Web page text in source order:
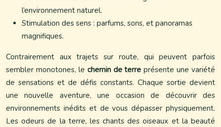
l’environnement naturel.
Stimulation des sens : parfums, sons, et panoramas
magnifiques.
Contrairement aux trajets sur route, qui peuvent parfois
sembler monotones, le chemin de terreprésente une variété
de sensations et de défis constants. Chaque sortie devient
une nouvelle aventure, une occasion de découvrir des
environnements inédits et de vous dépasser physiquement.
Les odeurs de la terre, les chants des oiseaux et la beauté